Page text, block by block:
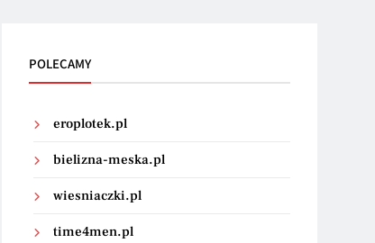
POLECAMY
eroplotek.pl
bielizna-meska.pl
wiesniaczki.pl
time4men.pl